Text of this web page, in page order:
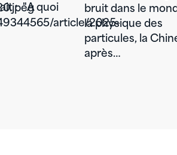
article/2025-
: "A quoi
bruit dans le
la physique des
particules, la
après…